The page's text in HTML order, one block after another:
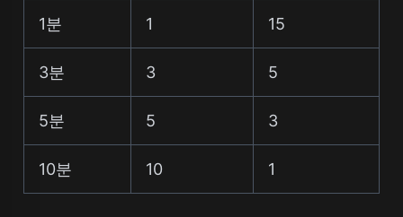
1분 1 15
3분 3 5
5분 5 3
10분 10 1